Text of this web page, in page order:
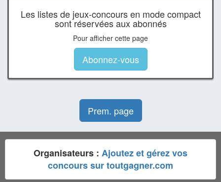
Les listes de jeux-concours en mode compact
sont réservées aux abonnés
Pour afficher cette page
Abonnez-vous
Prem. page
Organisateurs : Ajoutez et gérez vos
concours sur toutgagner.com